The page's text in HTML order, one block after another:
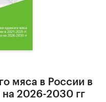
мяса в России в
на 2026-2030 гг